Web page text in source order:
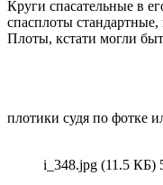
Круги спасательные в
спасплоты
Плоты, кстати могли
плотики судя по
i_348.jpg (11.5 КБ)